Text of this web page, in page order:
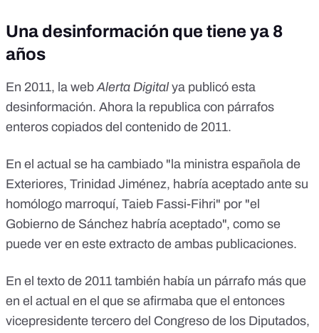
los rifeños también lucharon contra los franceses y contra el
sultán de Marruecos, antepasado directo del actual dictador,
Mohamed VI que es el que solicita la 'indemnización' para
oficiará en un acto en el que pediremos perdón a
dotará a los hospitales de Nador y Alhucemas de unidades
oncológicas. Somos el primo rico del norte, aunque
banda de ladrones autorizaron una aportación (ME
ABSTENGO DE HACER COMENTARIOS)
.................................................................. Que este correo
no pare. Que sepan que lo sabemos y se les caiga la cara de
vergüenza ... ... si la tienen.
Una desinformación que tiene ya 8
años
En 2011, la webAlerta Digitalya publicó esta
desinformación. Ahora la republica con párrafos
enteros copiados del contenido de 2011.
En el actual se ha cambiado "la ministra española de
Exteriores, Trinidad Jiménez, habría aceptado ante su
homólogo marroquí, Taieb Fassi-Fihri" por "el
Gobierno de Sánchez habría aceptado", como se
puede ver en este extracto de ambas publicaciones.
En el texto de 2011 también había un párrafo más que
en el actual en el que se afirmaba que el entonces
vicepresidente tercero del Congreso de los Diputados,